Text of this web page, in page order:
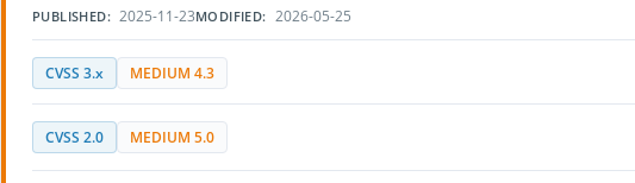
PUBLISHED: 2025-11-23MODIFIED: 2026-05-25
CVSS 3.x MEDIUM 4.3
CVSS 2.0 MEDIUM 5.0